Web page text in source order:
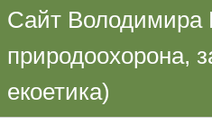
Сайт Володимира
природоохорона,
екоетика)